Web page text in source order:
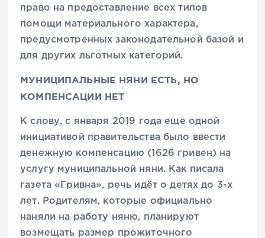
право на предоставление всех типов
помощи материального характера,
предусмотренных законодательной базой и
для других льготных категорий.
МУНИЦИПАЛЬНЫЕ НЯНИ ЕСТЬ, НО
КОМПЕНСАЦИИ НЕТ
К слову, с января 2019 года еще одной
инициативой правительства было ввести
денежную компенсацию (1626 гривен) на
услугу муниципальной няни. Как писала
газета «Гривна», речь идёт о детях до 3-х
лет. Родителям, которые официально
наняли на работу няню, планируют
возмещать размер прожиточного